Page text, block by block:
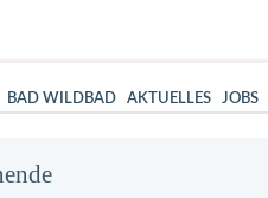
BAD WILDBAD AKTUELLES JOBS